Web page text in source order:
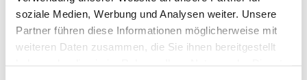
soziale Medien, Werbung und Analysen weiter. Unsere
Partner führen diese Informationen möglicherweise mit
weiteren Daten zusammen, die Sie ihnen bereitgestellt
aufregender Moment, bis sie schließlich von
ihren Gastgebern in Empfang genommen wurde.
Die junge Deutsche wurde in Takamatsu sogar